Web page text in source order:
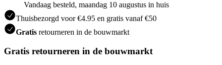
Vandaag besteld, maandag 10 augustus in huis
Thuisbezorgd voor €4.95 en gratis vanaf €50
Gratis retourneren in de bouwmarkt
Gratis retourneren in de bouwmarkt